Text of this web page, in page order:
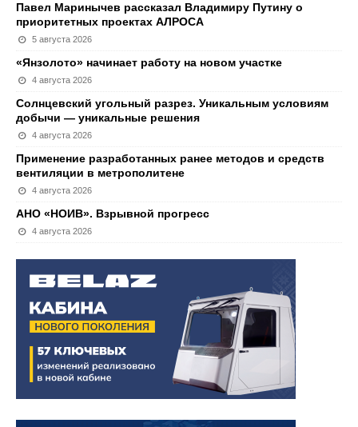
Павел Маринычев рассказал Владимиру Путину о
приоритетных проектах АЛРОСА
5 августа 2026
«Янзолото» начинает работу на новом участке
4 августа 2026
Солнцевский угольный разрез. Уникальным условиям
добычи — уникальные решения
4 августа 2026
Применение разработанных ранее методов и средств
вентиляции в метрополитене
4 августа 2026
АНО «НОИВ». Взрывной прогресс
4 августа 2026